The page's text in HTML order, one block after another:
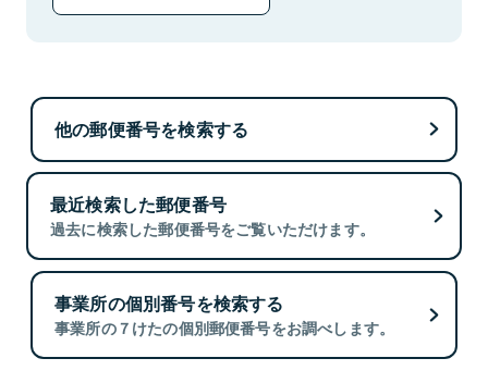
他の郵便番号を検索する
最近検索した郵便番号
過去に検索した郵便番号をご覧いただけます。
事業所の個別番号を検索する
事業所の７けたの個別郵便番号をお調べします。